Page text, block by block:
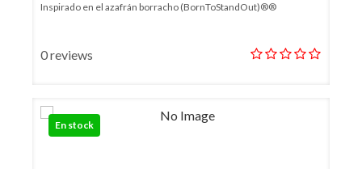
Inspirado en el azafrán borracho (BornToStandOut)®®
0 reviews
En stock